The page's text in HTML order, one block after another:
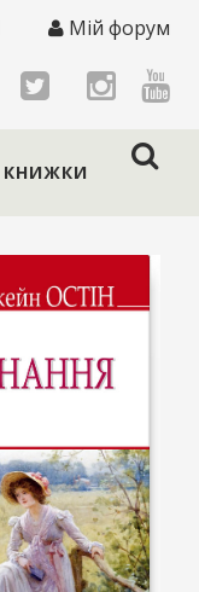
Мій форум
КНИЖКИ